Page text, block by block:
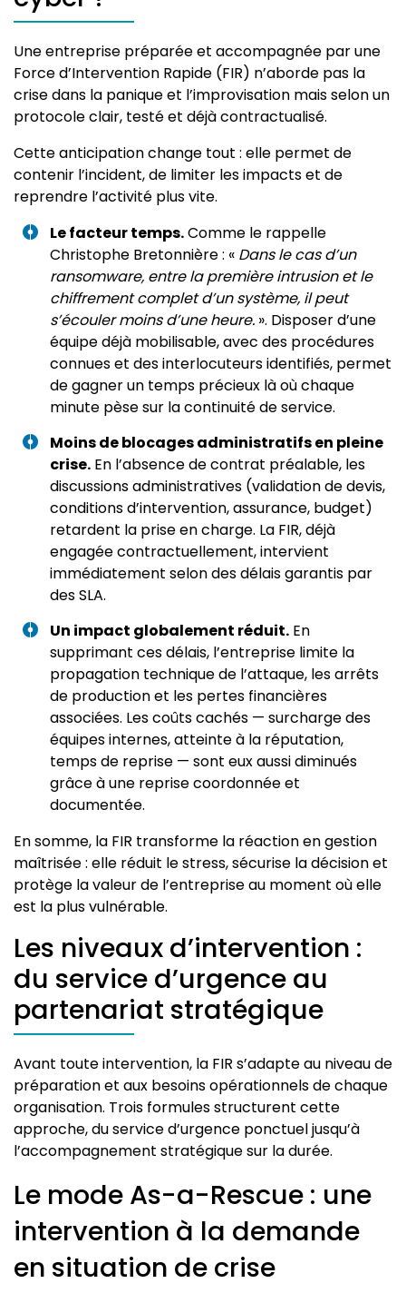
Une entreprise préparée et accompagnée par une
Force d’Intervention Rapide (FIR) n’aborde pas la
crise dans la panique et l’improvisation mais selon un
protocole clair, testé et déjà contractualisé.
Cette anticipation change tout : elle permet de
contenir l’incident, de limiter les impacts et de
reprendre l’activité plus vite.
Le facteur temps.Comme le rappelle
Christophe Bretonnière : « Dans le cas d’un
ransomware, entre la première intrusion et le
chiffrement complet d’un système, il peut
s’écouler moins d’une heure. ». Disposer d’une
équipe déjà mobilisable, avec des procédures
connues et des interlocuteurs identifiés, permet
de gagner un temps précieux là où chaque
minute pèse sur la continuité de service.
Moins de blocages administratifs en pleine
crise. En l’absence de contrat préalable, les
discussions administratives (validation de devis,
conditions d’intervention, assurance, budget)
retardent la prise en charge. La FIR, déjà
engagée contractuellement, intervient
immédiatement selon des délais garantis par
des SLA.
Un impact globalement réduit. En
supprimant ces délais, l’entreprise limite la
propagation technique de l’attaque, les arrêts
de production et les pertes financières
associées. Les coûts cachés — surcharge des
équipes internes, atteinte à la réputation,
temps de reprise — sont eux aussi diminués
grâce à une reprise coordonnée et
documentée.
En somme, la FIR transforme la réaction en gestion
maîtrisée : elle réduit le stress, sécurise la décision et
protège la valeur de l’entreprise au moment où elle
est la plus vulnérable.
Les niveaux d’intervention :
du service d’urgence au
partenariat stratégique
Avant toute intervention, la FIR s’adapte au niveau de
préparation et aux besoins opérationnels de chaque
organisation. Trois formules structurent cette
approche, du service d’urgence ponctuel jusqu’à
l’accompagnement stratégique sur la durée.
Le mode As-a-Rescue : une
intervention à la demande
en situation de crise